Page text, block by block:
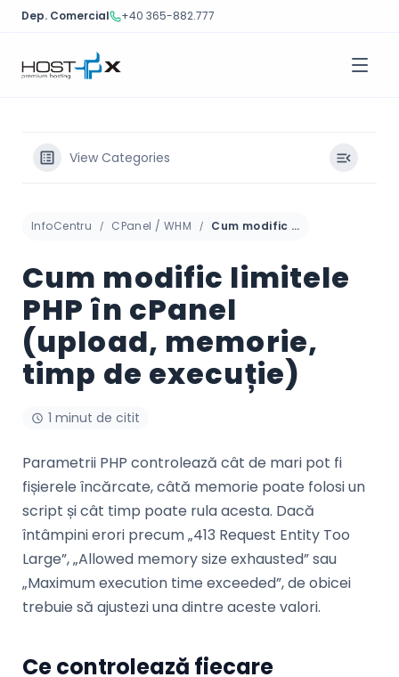
Dep. Comercial +40 365-882.777
conținut
View Categories
InfoCentru CPanel / WHM Cum modific limitele PHP în cPanel (upload, memorie, timp de execuție)
Cum modific limitele
PHP în cPanel
(upload, memorie,
timp de execuție)
1 minut de citit
Parametrii PHP controlează cât de mari pot fi
fișierele încărcate, câtă memorie poate folosi un
script și cât timp poate rula acesta. Dacă
întâmpini erori precum „413 Request Entity Too
Large”, „Allowed memory size exhausted” sau
„Maximum execution time exceeded”, de obicei
trebuie să ajustezi una dintre aceste valori.
Ce controlează fiecare